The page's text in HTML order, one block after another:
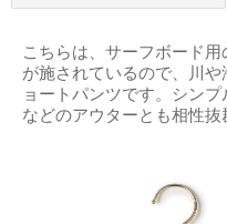
こちらは、サーフボード
が施されているので、川
ョートパンツです。シン
などのアウターとも相性抜